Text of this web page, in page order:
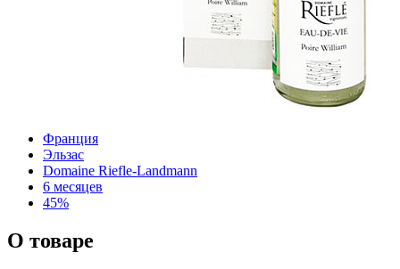
Франция
Эльзас
Domaine Riefle-Landmann
6 месяцев
45%
О товаре